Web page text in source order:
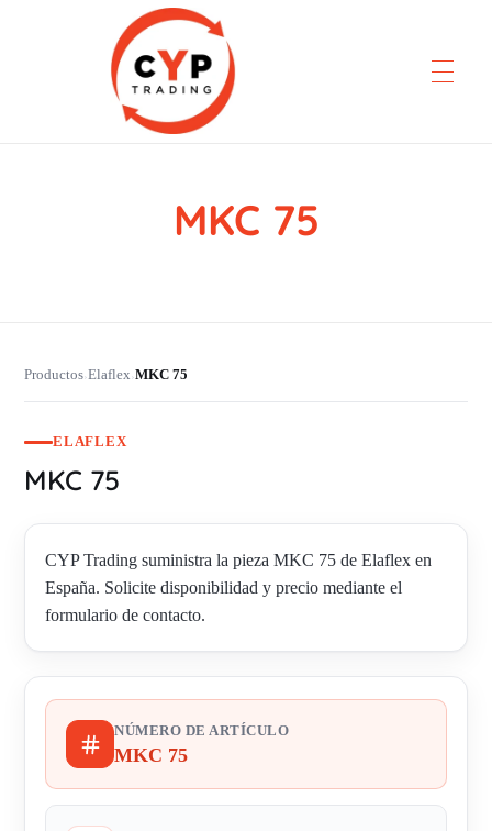
MKC 75
Productos›Elaflex›MKC 75
ELAFLEX
MKC 75
CYP Trading suministra la pieza MKC 75 de Elaflex en
España. Solicite disponibilidad y precio mediante el
formulario de contacto.
NÚMERO DE ARTÍCULO
MKC 75